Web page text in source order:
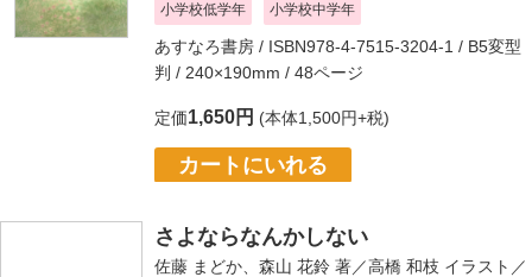
小学校低学年 小学校中学年
あすなろ書房 / ISBN978-4-7515-3204-1 / B5変型
判 / 240×190mm / 48ページ
定価1,650円 (本体1,500円+税)
カートにいれる
さよならなんかしない
佐藤 まどか 森山 花鈴 著／高橋 和枝 イラスト／